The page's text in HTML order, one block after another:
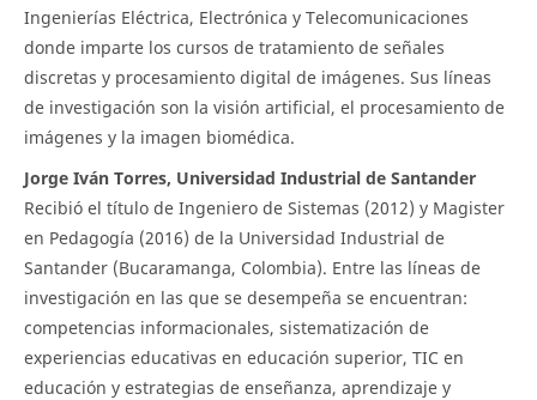
Ingenierías Eléctrica, Electrónica y Telecomunicaciones
donde imparte los cursos de tratamiento de señales
discretas y procesamiento digital de imágenes. Sus líneas
de investigación son la visión artificial, el procesamiento de
imágenes y la imagen biomédica.
Jorge Iván Torres, Universidad Industrial de Santander
Recibió el título de Ingeniero de Sistemas (2012) y Magister
en Pedagogía (2016) de la Universidad Industrial de
Santander (Bucaramanga, Colombia). Entre las líneas de
investigación en las que se desempeña se encuentran:
competencias informacionales, sistematización de
experiencias educativas en educación superior, TIC en
educación y estrategias de enseñanza, aprendizaje y